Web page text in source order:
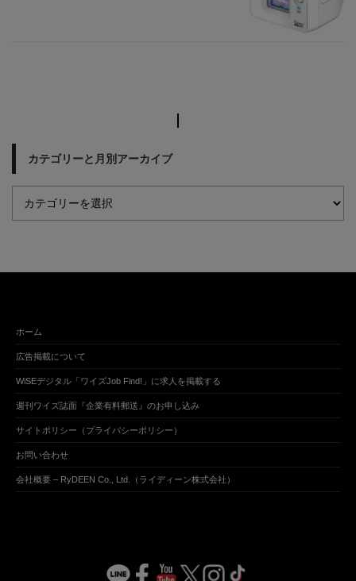
カテゴリーと月別アーカイブ
ホーム
広告掲載について
WiSEデジタル「ワイズJob Find!」に求人を掲載する
週刊ワイズ誌面『企業有料郵送』のお申し込み
サイトポリシー（プライバシーポリシー）
お問い合わせ
会社概要 – RyDEEN Co., Ltd.（ライディーン株式会社）